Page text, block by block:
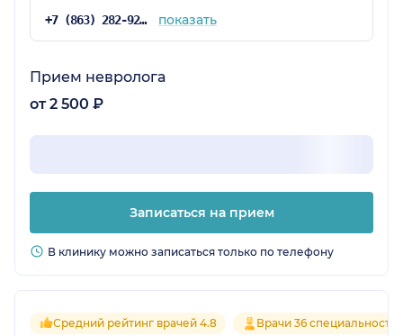
+7 (863) 282-92-97 показать
Прием невролога
от 2 500 ₽
Записаться на прием
В клинику можно записаться только по телефону
Средний рейтинг врачей 4.8 Врачи 36